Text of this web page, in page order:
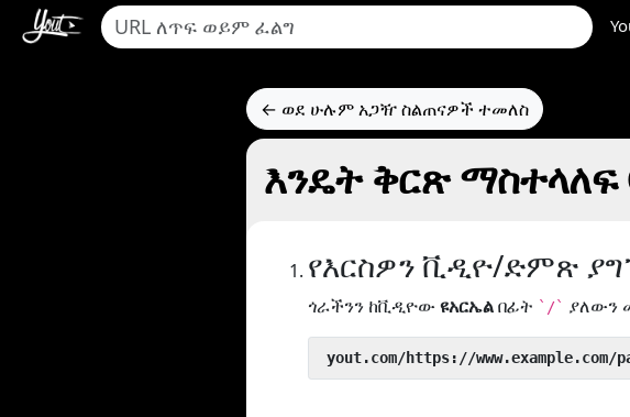
← ወደ ሁሉም አጋዥ ስልጠናዎች ተመለስ
እንዴት ቅርጽ ማስተላለፍ
የእርስዎን ቪዲዮ/ድምጽ
ጎራችንን ከቪዲዮው ዩአርኤልበፊት `/` ያለውን
yout.com/https://www.example.com/